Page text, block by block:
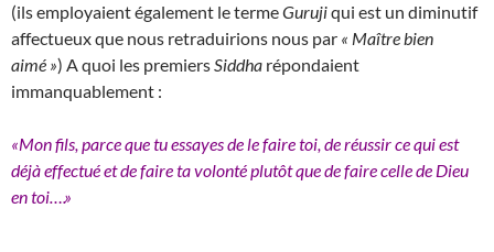
(ils employaient également le termeGurujiqui est un diminutif
affectueux que nous retraduirions nous par « Maître bien
aimé ») A quoi les premiers Siddha répondaient
immanquablement :
«Mon fils, parce que tu essayes de le faire toi, de réussir ce qui est
déjà effectué et de faire ta volonté plutôt que de faire celle de Dieu
en toi….»